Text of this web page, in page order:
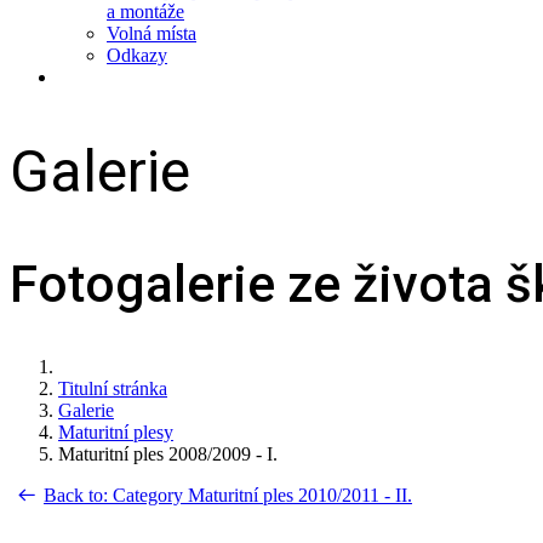
a montáže
Volná místa
Odkazy
Galerie
Fotogalerie ze života
Titulní stránka
Galerie
Maturitní plesy
Maturitní ples 2008/2009 - I.
Back to: Category Maturitní ples 2010/2011 - II.